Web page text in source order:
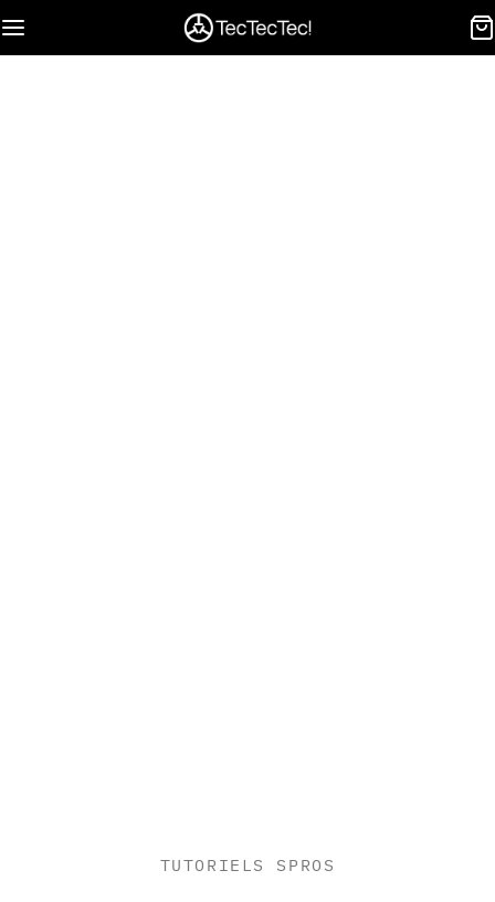
TUTORIELS SPROS